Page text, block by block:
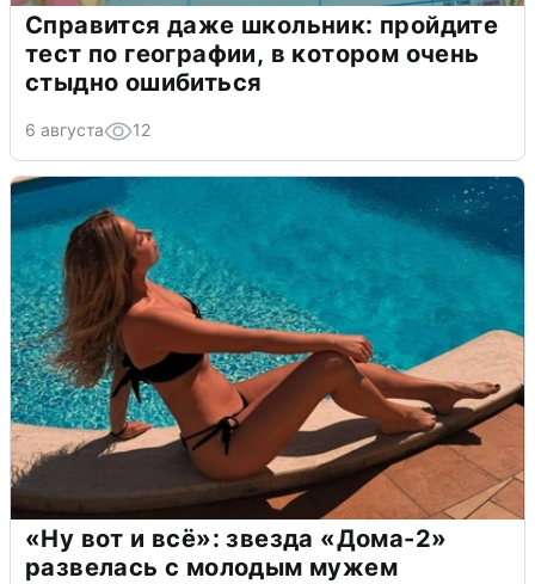
Справится даже школьник: пройдите
тест по географии, в котором очень
стыдно ошибиться
6 августа 12
«Ну вот и всё»: звезда «Дома-2»
развелась с молодым мужем